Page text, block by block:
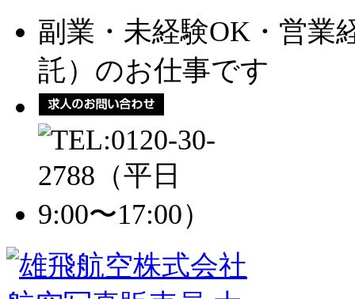
副業・未経験OK・営業
託）のお仕事です